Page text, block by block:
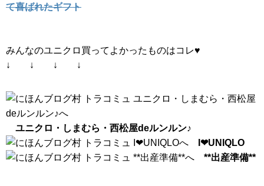
て喜ばれたギフト
みんなのユニクロ買ってよかったものはコレ♥
↓ ↓ ↓ ↓
ユニクロ・しまむら・西松屋deルンルン♪
I❤UNIQLO
**出産準備**